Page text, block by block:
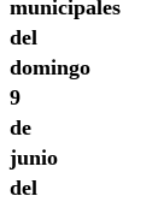
municipales
del
domingo
9
de
junio
del